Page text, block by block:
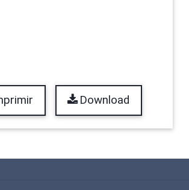
Download